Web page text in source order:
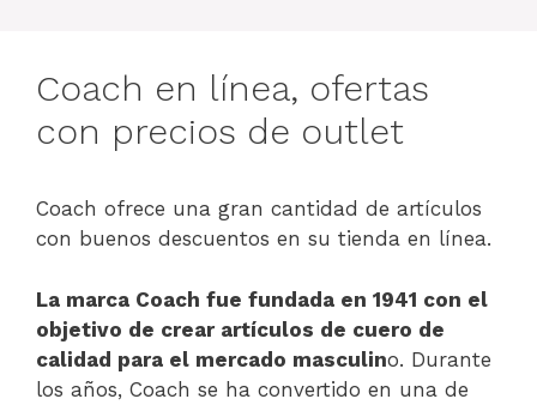
Coach en línea, ofertas
con precios de outlet
Coach ofrece una gran cantidad de artículos
con buenos descuentos en su tienda en línea.
La marca Coach fue fundada en 1941 con el
objetivo de crear artículos de cuero de
calidad para el mercado masculino. Durante
los años, Coach se ha convertido en una de